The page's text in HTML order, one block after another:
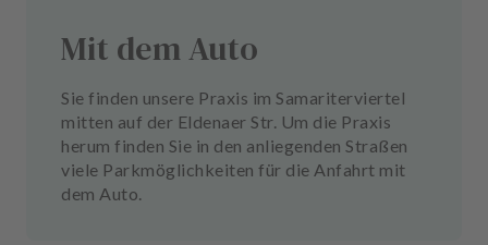
Mit dem Auto
Sie finden unsere Praxis im Samariterviertel
mitten auf der Eldenaer Str. Um die Praxis
herum finden Sie in den anliegenden Straßen
viele Parkmöglichkeiten für die Anfahrt mit
dem Auto.